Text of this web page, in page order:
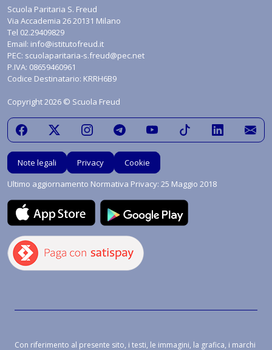
Scuola Paritaria S. Freud
Via Accademia 26 20131 Milano
Tel 02.29409829
Email: info@istitutofreud.it
PEC: scuolaparitaria-s.freud@pec.net
P.IVA: 08659460961
Codice Destinatario: KRRH6B9
Copyright 2026 © Scuola Freud
Note legali Privacy
Cookie
Ultimo aggiornamento Normativa Privacy: 25 Maggio 2018
Con riferimento al presente sito, i testi, le immagini, la grafica, i marchi